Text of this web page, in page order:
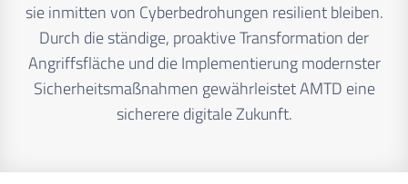
sie inmitten von Cyberbedrohungen resilient bleiben.
Durch die ständige, proaktive Transformation der
Angriffsfläche und die Implementierung modernster
Sicherheitsmaßnahmen gewährleistet AMTD eine
sicherere digitale Zukunft.